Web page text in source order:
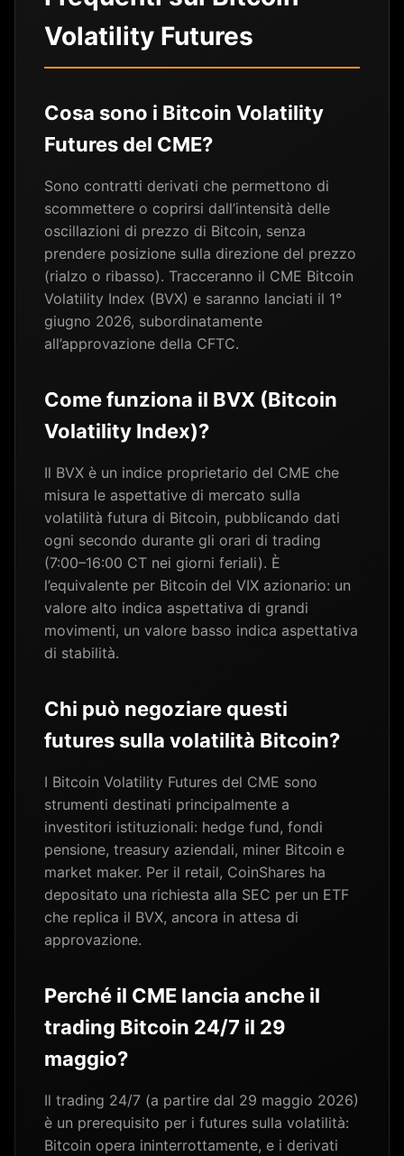
Volatility Futures
Cosa sono i Bitcoin Volatility
Futures del CME?
Sono contratti derivati che permettono di
scommettere o coprirsi dall’intensità delle
oscillazioni di prezzo di Bitcoin, senza
prendere posizione sulla direzione del prezzo
(rialzo o ribasso). Tracceranno il CME Bitcoin
Volatility Index (BVX) e saranno lanciati il 1°
giugno 2026, subordinatamente
all’approvazione della CFTC.
Come funziona il BVX (Bitcoin
Volatility Index)?
Il BVX è un indice proprietario del CME che
misura le aspettative di mercato sulla
volatilità futura di Bitcoin, pubblicando dati
ogni secondo durante gli orari di trading
(7:00–16:00 CT nei giorni feriali). È
l’equivalente per Bitcoin del VIX azionario: un
valore alto indica aspettativa di grandi
movimenti, un valore basso indica aspettativa
di stabilità.
Chi può negoziare questi
futures sulla volatilità Bitcoin?
I Bitcoin Volatility Futures del CME sono
strumenti destinati principalmente a
investitori istituzionali: hedge fund, fondi
pensione, treasury aziendali, miner Bitcoin e
market maker. Per il retail, CoinShares ha
depositato una richiesta alla SEC per un ETF
che replica il BVX, ancora in attesa di
approvazione.
Perché il CME lancia anche il
trading Bitcoin 24/7 il 29
maggio?
Il trading 24/7 (a partire dal 29 maggio 2026)
è un prerequisito per i futures sulla volatilità:
Bitcoin opera ininterrottamente, e i derivati